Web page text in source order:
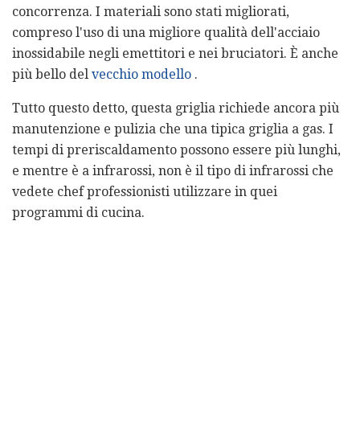
concorrenza. I materiali sono stati migliorati,
compreso l'uso di una migliore qualità dell'acciaio
inossidabile negli emettitori e nei bruciatori. È anche
più bello del vecchio modello .
Tutto questo detto, questa griglia richiede ancora più
manutenzione e pulizia che una tipica griglia a gas. I
tempi di preriscaldamento possono essere più lunghi,
e mentre è a infrarossi, non è il tipo di infrarossi che
vedete chef professionisti utilizzare in quei
programmi di cucina.